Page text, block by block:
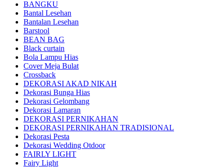
BANGKU
Bantal Lesehan
Bantalan Lesehan
Barstool
BEAN BAG
Black curtain
Bola Lampu Hias
Cover Meja Bulat
Crossback
DEKORASI AKAD NIKAH
Dekorasi Bunga Hias
Dekorasi Gelombang
Dekorasi Lamaran
DEKORASI PERNIKAHAN
DEKORASI PERNIKAHAN TRADISIONAL
Dekorasi Pesta
Dekorasi Wedding Otdoor
FAIRLY LIGHT
Fairy Light